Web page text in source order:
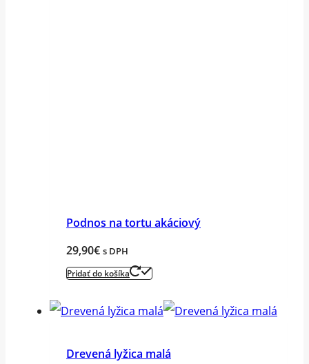
Podnos na tortu akáciový
29,90€ s DPH
Pridať do košíka
Drevená lyžica malá